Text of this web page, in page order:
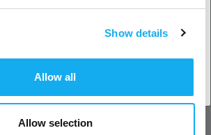
Show details
Allow all
Allow selection